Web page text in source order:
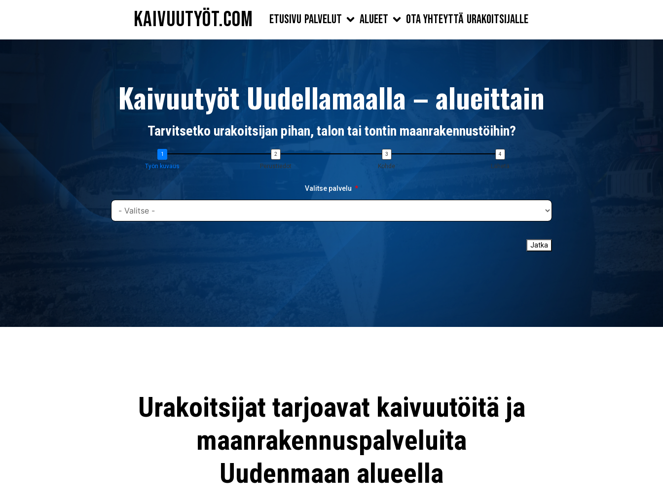
Kaivuutyöt.com Etusivu Palvelut Alueet Ota yhteyttä Urakoitsijalle
Kaivuutyöt Uudellamaalla – alueittain
Tarvitsetko urakoitsijan pihan, talon tai tontin maanrakennustöihin?
Työn kuvaus Perustiedot Kohde Lähetä
Valitse palvelu
Jatka
Urakoitsijat tarjoavat kaivuutöitä ja
maanrakennuspalveluita
Uudenmaan alueella